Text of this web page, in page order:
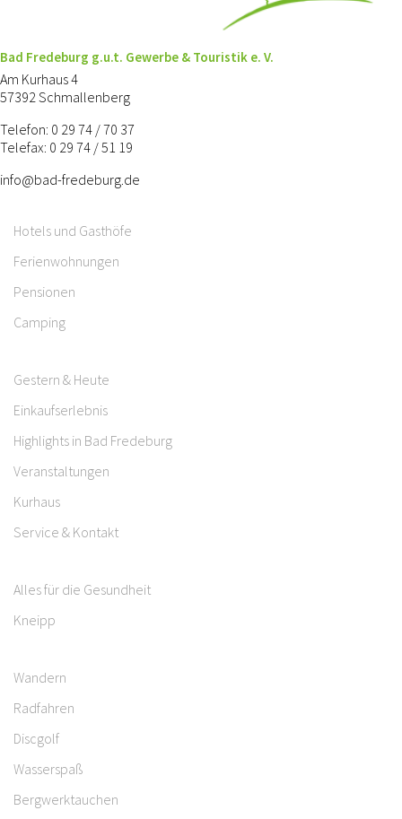
Bad Fredeburg g.u.t. Gewerbe & Touristik e. V.
Am Kurhaus 4
57392 Schmallenberg
Telefon: 0 29 74 / 70 37
Telefax: 0 29 74 / 51 19
info@bad-fredeburg.de
Hotels und Gasthöfe
Ferienwohnungen
Pensionen
Camping
Gestern & Heute
Einkaufserlebnis
Highlights in Bad Fredeburg
Veranstaltungen
Kurhaus
Service & Kontakt
Alles für die Gesundheit
Kneipp
Wandern
Radfahren
Discgolf
Wasserspaß
Bergwerktauchen